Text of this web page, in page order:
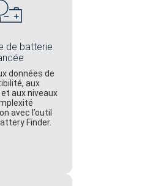
de batterie
données de
aux
aux niveaux
avec l’outil
Finder.